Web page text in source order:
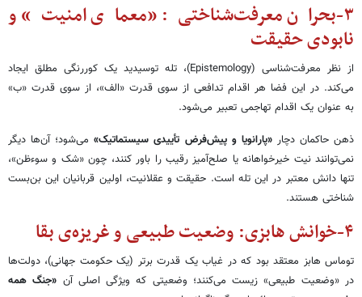
۳-بحران معرفت‌شناختی: «معمای امنیت» و
نابودی حقیقت
از نظر معرفت‌شناسی (Epistemology)، تله توسیدید یک کوررنگی مطلق ایجاد
می‌کند. در این فضا هر اقدام تدافعی از سوی قدرت «الف»، از سوی قدرت «ب»
به عنوان یک اقدام تهاجمی تعبیر می‌شود.
ذهن حاکمان دچار«پارانویا و پیش‌فرض تأییدی سیستماتیک»می‌شود؛ آن‌ها دیگر
نمی‌توانند نیت خیرخواهانه یا صلح‌آمیز رقیب را باور کنند، چون «شک و سوءظن»،
تنها دانش معتبر در این تله است. حقیقت و عقلانیت، اولین قربانیان این بن‌بست
شناختی هستند.
۴-خوانش هابزی: وضعیت طبیعی و غریزه‌ی بقا
توماس هابز معتقد بود که در غیاب یک قدرت برتر (یک حکومت جهانی)، دولت‌ها
در «وضعیت طبیعی» زیست می‌کنند؛ وضعیتی که ویژگی اصلی آن «جنگ همه